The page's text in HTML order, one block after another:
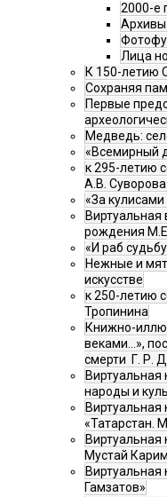
2000-е
Архивы
Лица
К 150-летию
Сохраняя
Первые
Медведь:
«Всемирный
к 295-летию
А.В.
«За кулисами
Виртуальная
рождения
«И раб
Нежные и
искусстве
к 250-летию
Тропинина
Книжно-
веками…»,
смерти Г. Р.
Виртуальная
народы и
«Татарстан.
Виртуальная
Мустай
Виртуальная
Гамзатов»